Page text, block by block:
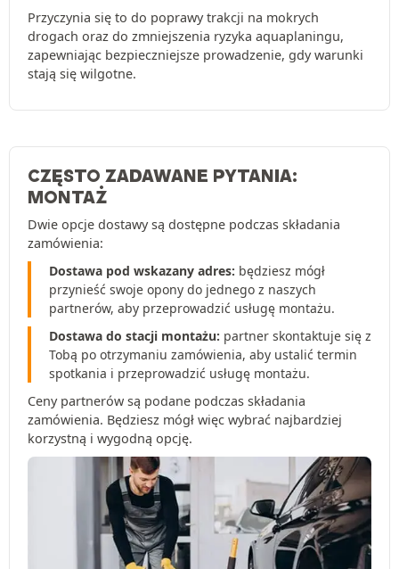
Przyczynia się to do poprawy trakcji na mokrych
drogach oraz do zmniejszenia ryzyka aquaplaningu,
zapewniając bezpieczniejsze prowadzenie, gdy warunki
stają się wilgotne.
CZĘSTO ZADAWANE PYTANIA:
MONTAŻ
Dwie opcje dostawy są dostępne podczas składania
zamówienia:
Dostawa pod wskazany adres: będziesz mógł
przynieść swoje opony do jednego z naszych
partnerów, aby przeprowadzić usługę montażu.
Dostawa do stacji montażu: partner skontaktuje się z
Tobą po otrzymaniu zamówienia, aby ustalić termin
spotkania i przeprowadzić usługę montażu.
Ceny partnerów są podane podczas składania
zamówienia. Będziesz mógł więc wybrać najbardziej
korzystną i wygodną opcję.